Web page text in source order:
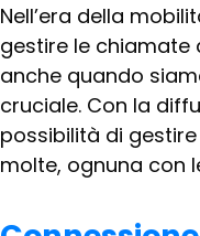
Nell’era della
gestire le chiamate
anche quando
cruciale. Con la
possibilità di
molte, ognuna con